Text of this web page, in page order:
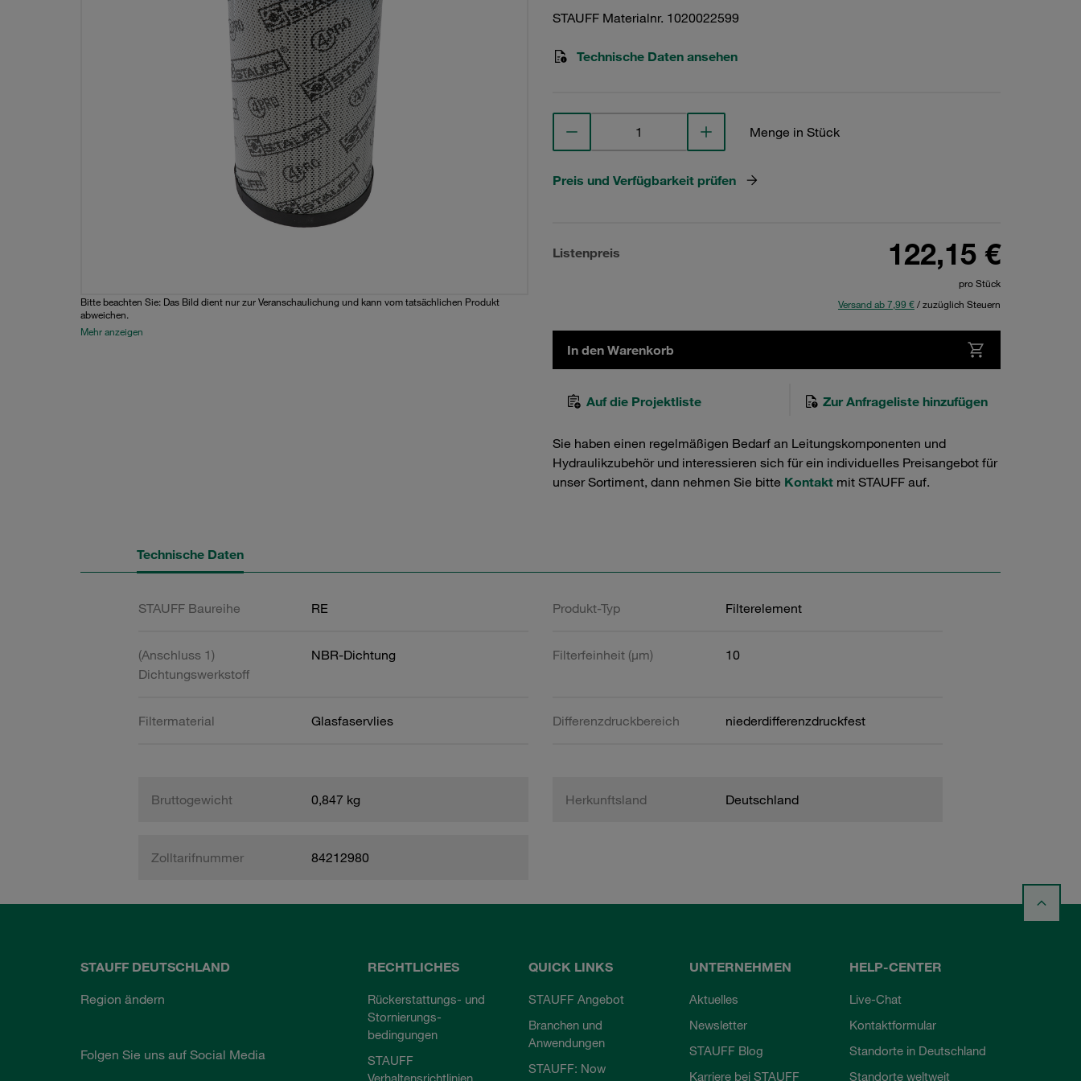
Bitte beachten Sie: Das Bild dient nur zur Veranschaulichung und kann vom tatsächlichen Produkt
abweichen.
Mehr anzeigen
STAUFF Materialnr. 1020022599
Technische Daten ansehen
Menge in Stück
Preis und Verfügbarkeit prüfen
Listenpreis 122,15 €
pro Stück
Versand ab 7,99 €/ zuzüglich Steuern
In den Warenkorb
Auf die Projektliste Zur Anfrageliste hinzufügen
Sie haben einen regelmäßigen Bedarf an Leitungskomponenten und
Hydraulikzubehör und interessieren sich für ein individuelles Preisangebot für
unser Sortiment, dann nehmen Sie bitte Kontakt mit STAUFF auf.
Technische Daten
STAUFF Baureihe RE Produkt-Typ Filterelement
(Anschluss 1)
Dichtungswerkstoff
NBR-Dichtung Filterfeinheit (µm) 10
Filtermaterial Glasfaservlies Differenzdruckbereich niederdifferenzdruckfest
Bruttogewicht 0,847 kg Herkunftsland Deutschland
Zolltarifnummer 84212980
STAUFF DEUTSCHLAND
Region ändern
Folgen Sie uns auf Social Media
RECHTLICHES
Rückerstattungs- und
Stornierungs-
bedingungen
STAUFF
Verhaltensrichtlinien
QUICK LINKS
STAUFF Angebot
Branchen und
Anwendungen
STAUFF: Now
UNTERNEHMEN
Aktuelles
Newsletter
STAUFF Blog
Karriere bei STAUFF
HELP-CENTER
Live-Chat
Kontaktformular
Standorte in Deutschland
Standorte weltweit